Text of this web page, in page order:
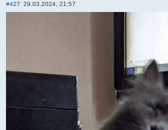
#427 29.03.2024, 21:57